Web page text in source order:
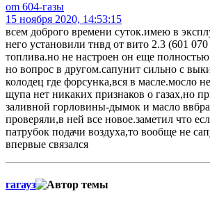
om 604-газы
15 ноября 2020, 14:53:15
всем доброго времени суток.имею в
него установили тнвд от вито 2.3 (601
топлива.но не настроен он еще
но вопрос в другом.сапунит сильно с
колодец где форсунка,вся в масле.мосло
щупа нет никаких признаков о газах,но
заливной горловины-дымок и масло
проверяли,в ней все новое.заметил что
патрубок подачи воздуха,то вообще не
впервые связался
гагауз